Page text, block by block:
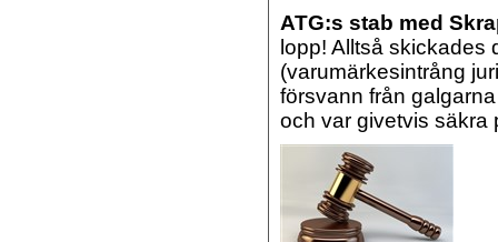
ATG:s stab med
lopp! Alltså skickades
(varumärkesintrång
försvann från
och var givetvis säkra